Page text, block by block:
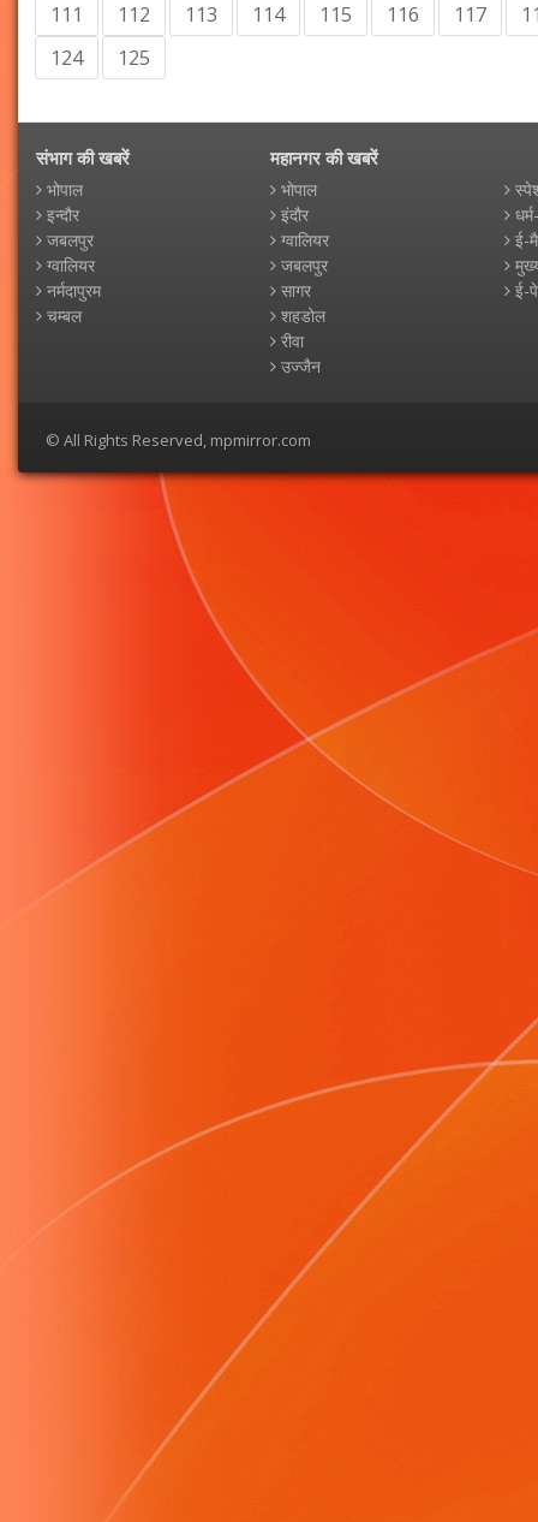
111
112 113 114 115 116 117
124
125
संभाग की खबरें
भोपाल
इन्दौर
जबलपुर
ग्वालियर
नर्मदापुरम
चम्बल
महानगर की खबरें
भोपाल
इंदौर
ग्वालियर
जबलपुर
सागर
शहडोल
रीवा
उज्जैन
ई-
ई-
© All Rights Reserved, mpmirror.com